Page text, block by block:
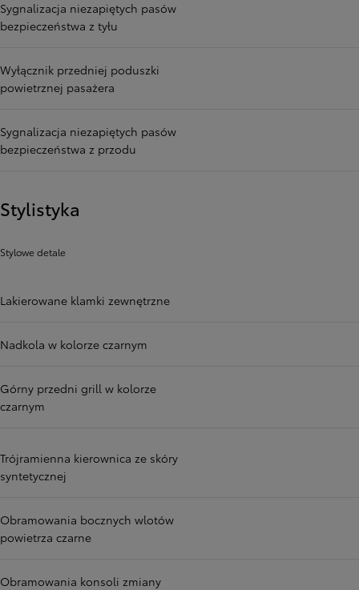
Sygnalizacja niezapiętych pasów
bezpieczeństwa z tyłu
Wyłącznik przedniej poduszki
powietrznej pasażera
Sygnalizacja niezapiętych pasów
bezpieczeństwa z przodu
Stylistyka
Stylowe detale
Lakierowane klamki zewnętrzne
Nadkola w kolorze czarnym
Górny przedni grill w kolorze
czarnym
Trójramienna kierownica ze skóry
syntetycznej
Obramowania bocznych wlotów
powietrza czarne
Obramowania konsoli zmiany